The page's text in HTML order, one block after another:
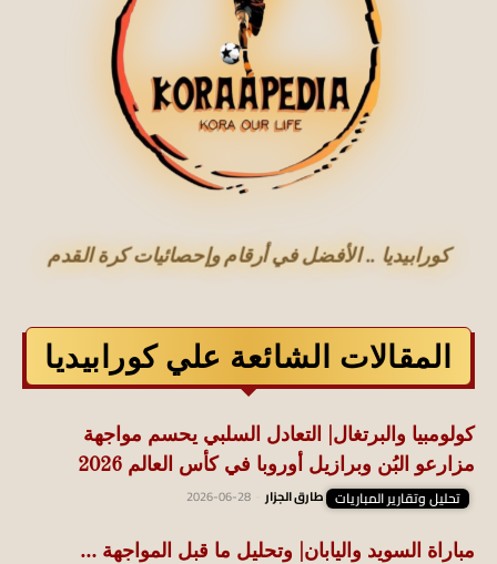
كورابيديا .. الأفضل في أرقام وإحصائيات كرة القدم
المقالات الشائعة علي كورابيديا
كولومبيا والبرتغال| التعادل السلبي يحسم مواجهة
مزارعو البُن وبرازيل أوروبا في كأس العالم 2026
تحليل وتقارير المباريات طارق الجزار 2026-06-28
مباراة السويد واليابان| وتحليل ما قبل المواجهة …